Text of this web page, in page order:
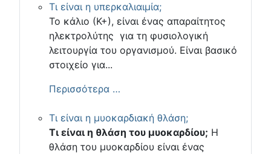
Τι είναι η υπερκαλιαιμία;
Το κάλιο (Κ+), είναι ένας απαραίτητος
ηλεκτρολύτης για τη φυσιολογική
λειτουργία του οργανισμού. Είναι βασικό
στοιχείο για...
Περισσότερα …
Τι είναι η μυοκαρδιακή θλάση;
Τι είναι η θλάση του μυοκαρδίου; Η
θλάση του μυοκαρδίου είναι ένας